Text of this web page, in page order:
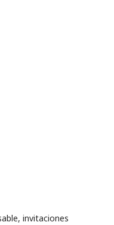
invitaciones